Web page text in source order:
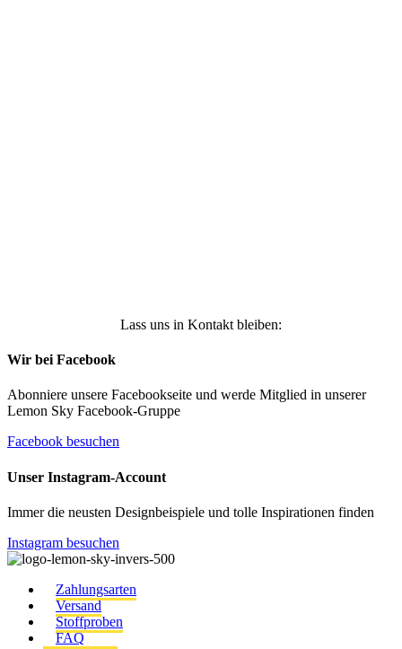
Lass uns in Kontakt bleiben:
Wir bei Facebook
Abonniere unsere Facebookseite und werde Mitglied in unserer
Lemon Sky Facebook-Gruppe
Facebook besuchen
Unser Instagram-Account
Immer die neusten Designbeispiele und tolle Inspirationen finden
Instagram besuchen
Zahlungsarten
Versand
Stoffproben
FAQ